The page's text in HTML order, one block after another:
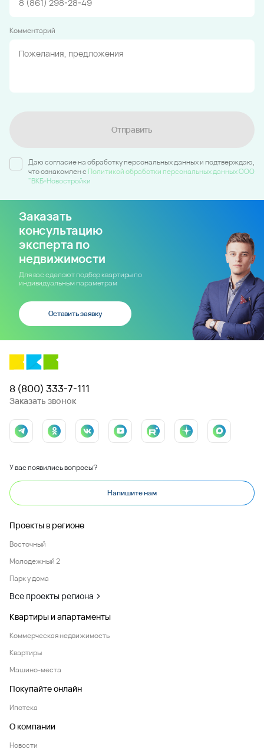
Комментарий
Отправить
Даю согласие на обработку персональных данных и подтверждаю,
что ознакомлен c Политикой обработки персональных данных ООО
"ВКБ-Новостройки
Заказать
консультацию
эксперта по
недвижимости
Для вас сделают подбор квартиры по
индивидуальным параметрам
Оставить заявку
8 (800) 333-7-111
Заказать звонок
У вас появились вопросы?
Напишите нам
Проекты в регионе
Восточный
Молодежный 2
Парк у дома
Все проекты региона
Квартиры и апартаменты
Коммерческая недвижимость
Квартиры
Машино-места
Покупайте онлайн
Ипотека
О компании
Новости